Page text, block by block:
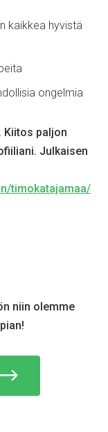
kaikkea hyvistä
ongelmia
Kiitos paljon
Julkaisen
timokatajamaa/
niin olemme